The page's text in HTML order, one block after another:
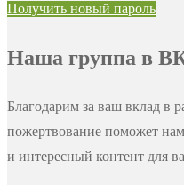
Получить новый пароль
Наша группа в
Благодарим за ваш вклад в
пожертвование поможет
и интересный контент для